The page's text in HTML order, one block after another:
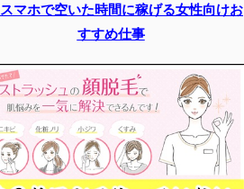
スマホで空いた時間に稼げる女性向けお
すすめ仕事